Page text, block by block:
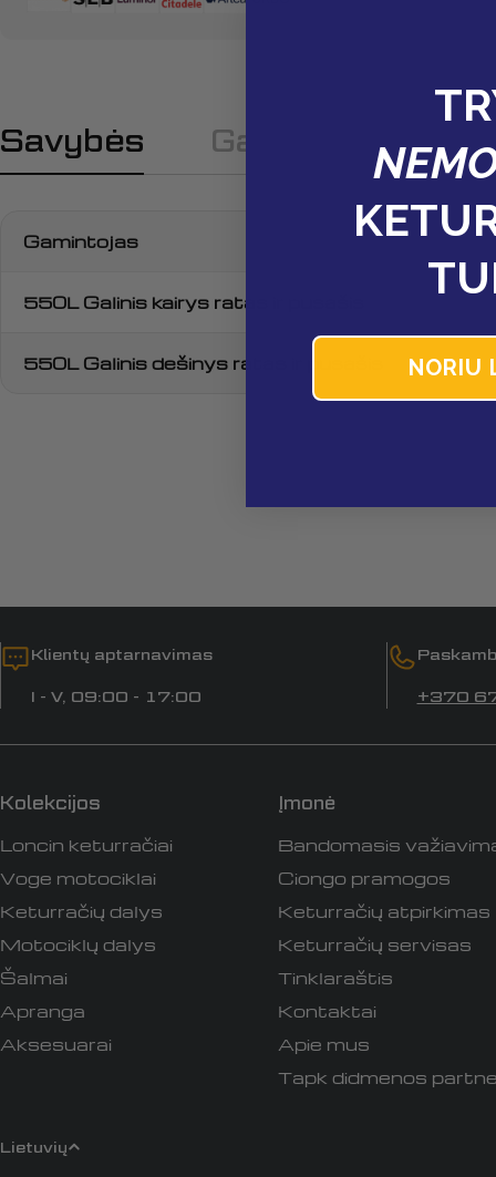
Savybės Gamintojas
Gamintojas
550L Galinis kairys ratas ir pusašis
550L Galinis dešinys ratas ir pusašis
Klientų aptarnavimas
I - V, 09:00 - 17:00 +370
Kolekcijos
Loncin keturračiai
Voge motociklai
Keturračių dalys
Motociklų dalys
Šalmai
Apranga
Aksesuarai
Įmonė
Bandomasis
Ciongo pramogos
Keturračių atpirkimas
Keturračių servisas
Tinklaraštis
Kontaktai
Apie mus
Tapk didmenos
K
Lietuvių
NORIU